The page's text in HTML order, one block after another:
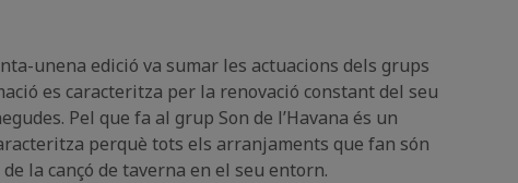
unena edició va sumar les actuacions dels grups
es caracteritza per la renovació constant del seu
Pel que fa al grup Son de l’Havana és un
perquè tots els arranjaments que fan són
la cançó de taverna en el seu entorn.